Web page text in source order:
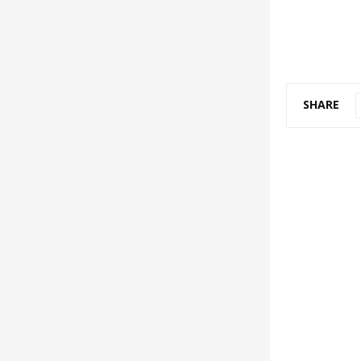
SHARE